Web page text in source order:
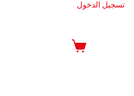
تسجيل الدخول
عربة